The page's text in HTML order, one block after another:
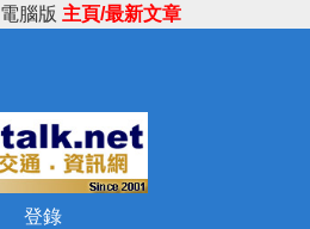
電腦版 主頁/最新文章
登錄